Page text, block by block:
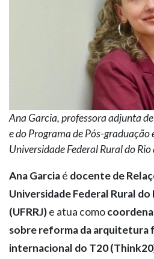
Ana Garcia, professora adjunta
e do Programa de Pós-graduação
Universidade Federal Rural do Rio
Ana Garciaé docente de
Universidade Federal Rural do
(UFRRJ)e atua como
sobre reforma da arquitetura
internacional do T20